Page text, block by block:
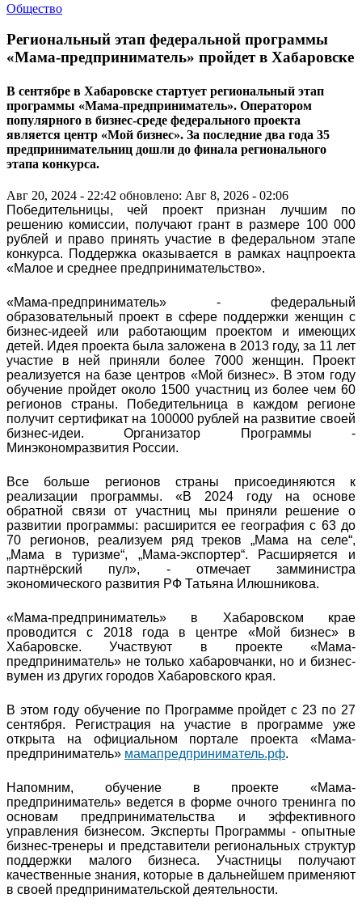
Общество
Региональный этап федеральной программы
«Мама-предприниматель» пройдет в Хабаровске
В сентябре в Хабаровске стартует региональный этап
программы «Мама-предприниматель». Оператором
популярного в бизнес-среде федерального проекта
является центр «Мой бизнес». За последние два года 35
предпринимательниц дошли до финала регионального
этапа конкурса.
Авг 20, 2024 - 22:42 обновлено: Авг 8, 2026 - 02:06
Победительницы, чей проект признан лучшим по
решению комиссии, получают грант в размере 100 000
рублей и право принять участие в федеральном этапе
конкурса. Поддержка оказывается в рамках нацпроекта
«Малое и среднее предпринимательство».
«Мама-предприниматель» - федеральный
образовательный проект в сфере поддержки женщин с
бизнес-идеей или работающим проектом и имеющих
детей. Идея проекта была заложена в 2013 году, за 11 лет
участие в ней приняли более 7000 женщин. Проект
реализуется на базе центров «Мой бизнес». В этом году
обучение пройдет около 1500 участниц из более чем 60
регионов страны. Победительница в каждом регионе
получит сертификат на 100000 рублей на развитие своей
бизнес-идеи. Организатор Программы -
Минэкономразвития России.
Все больше регионов страны присоединяются к
реализации программы. «В 2024 году на основе
обратной связи от участниц мы приняли решение о
развитии программы: расширится ее география с 63 до
70 регионов, реализуем ряд треков „Мама на селе“,
„Мама в туризме“, „Мама-экспортер“. Расширяется и
партнёрский пул», - отмечает замминистра
экономического развития РФ Татьяна Илюшникова.
«Мама-предприниматель» в Хабаровском крае
проводится с 2018 года в центре «Мой бизнес» в
Хабаровске. Участвуют в проекте «Мама-
предприниматель» не только хабаровчанки, но и бизнес-
вумен из других городов Хабаровского края.
В этом году обучение по Программе пройдет с 23 по 27
сентября. Регистрация на участие в программе уже
открыта на официальном портале проекта «Мама-
предприниматель» мамапредприниматель.рф.
Напомним, обучение в проекте «Мама-
предприниматель» ведется в форме очного тренинга по
основам предпринимательства и эффективного
управления бизнесом. Эксперты Программы - опытные
бизнес-тренеры и представители региональных структур
поддержки малого бизнеса. Участницы получают
качественные знания, которые в дальнейшем применяют
в своей предпринимательской деятельности.